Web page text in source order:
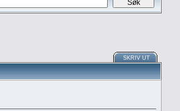
SKRIV UT